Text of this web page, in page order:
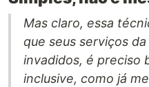
Mas claro, essa
que seus serviços
invadidos, é preciso
inclusive, como já